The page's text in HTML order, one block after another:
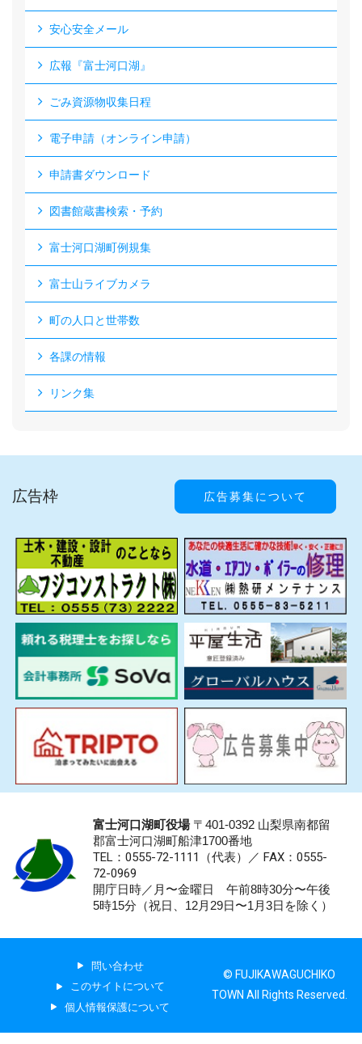
安心安全メール
広報『富士河口湖』
ごみ資源物収集日程
電子申請（オンライン申請）
申請書ダウンロード
図書館蔵書検索・予約
富士河口湖町例規集
富士山ライブカメラ
町の人口と世帯数
各課の情報
リンク集
広告枠 広告募集について
富士河口湖町役場〒401-0392 山梨県南都留
郡富士河口湖町船津1700番地
TEL：0555-72-1111 （代表）／ FAX：0555-
72-0969
開庁日時／月〜金曜日 午前8時30分〜午後
5時15分（祝日、12月29日〜1月3日を除く）
問い合わせ
このサイトについて
個人情報保護について
© FUJIKAWAGUCHIKO
TOWN All Rights Reserved.